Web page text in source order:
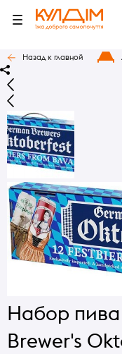
Назад к главной
Набор
Brewer's